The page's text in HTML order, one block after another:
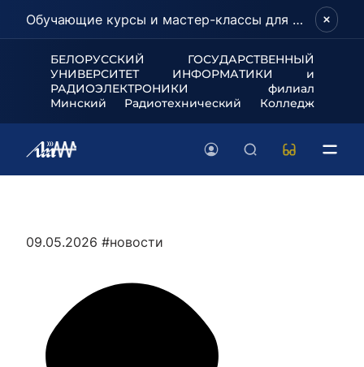
Обучающие курсы и мастер-классы для школьников и абитуриентов!
БЕЛОРУССКИЙ ГОСУДАРСТВЕННЫЙ
УНИВЕРСИТЕТ ИНФОРМАТИКИ и
РАДИОЭЛЕКТРОНИКИ филиал
Минский Радиотехнический Колледж
09.05.2026 #новости